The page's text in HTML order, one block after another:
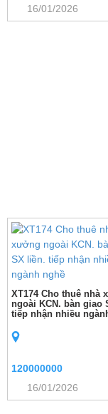
16/01/2026
XT174 Cho thuê nhà
ngoài KCN. bàn giao
tiếp nhận nhiều
120000000
16/01/2026